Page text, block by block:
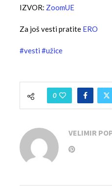
IZVOR: ZoomUE
Za još vesti pratite ERO
#vesti #užice
0
VELIMIR